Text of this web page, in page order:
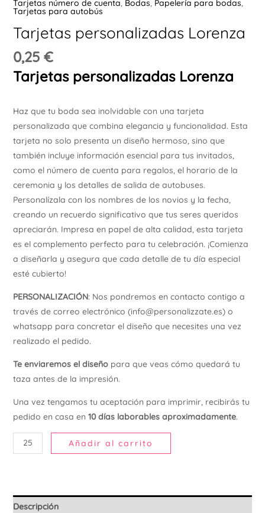
Tarjetas número de cuenta, Bodas, Papelería para bodas,
Tarjetas para autobús
Tarjetas personalizadas Lorenza
0,25 €
Tarjetas personalizadas Lorenza
Haz que tu boda sea inolvidable con una tarjeta
personalizada que combina elegancia y funcionalidad. Esta
tarjeta no solo presenta un diseño hermoso, sino que
también incluye información esencial para tus invitados,
como el número de cuenta para regalos, el horario de la
ceremonia y los detalles de salida de autobuses.
Personalízala con los nombres de los novios y la fecha,
creando un recuerdo significativo que tus seres queridos
apreciarán. Impresa en papel de alta calidad, esta tarjeta
es el complemento perfecto para tu celebración. ¡Comienza
a diseñarla y asegura que cada detalle de tu día especial
esté cubierto!
PERSONALIZACIÓN: Nos pondremos en contacto contigo a
través de correo electrónico (info@personalizzate.es) o
whatsapp para concretar el diseño que necesites una vez
realizado el pedido.
Te enviaremos el diseñopara que veas cómo quedará tu
taza antes de la impresión.
Una vez tengamos tu aceptación para imprimir, recibirás tu
pedido en casa en 10 días laborables aproximadamente.
Añadir al carrito
Descripción